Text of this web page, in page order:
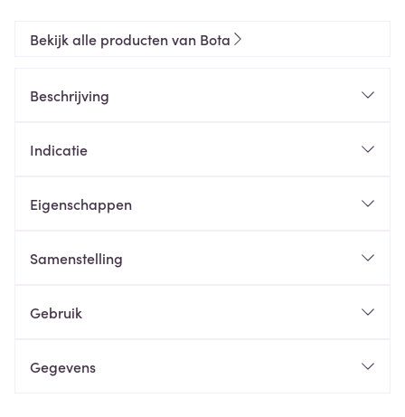
Bekijk alle producten van Bota
Beschrijving
Indicatie
Eigenschappen
Samenstelling
Gebruik
Gegevens